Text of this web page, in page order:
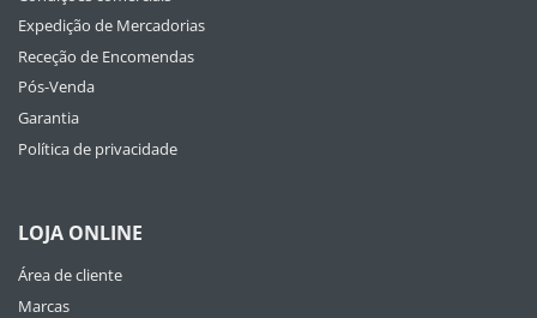
Expedição de Mercadorias
Receção de Encomendas
Pós-Venda
Garantia
Política de privacidade
LOJA ONLINE
Área de cliente
Marcas